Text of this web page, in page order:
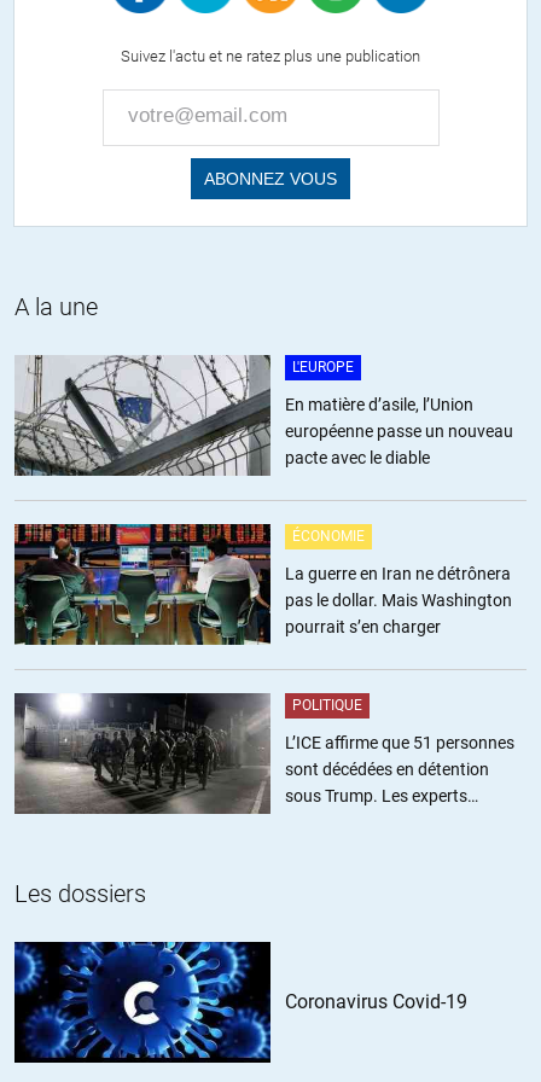
alalaaaa on n’est pas sortis de l’auberge avec ces analyses faites par
sur le toit des hôtels 4* à 500km du front!
PasUneBrebis//11.02.2015 à 09h42
Nos banlieues vues par ce journaliste ressemblent aux no-go-zones
de Foxnews.. sous stéroïdes. Le reste est à l’avenant. Il semble que
les américains aient quelques petits soucis d’objectivité quant ils
observent notre société.
Sur le fond, l’appel à tuer Charb pour ses caricatures, il venait de nos
désespérés, de nos enragés (de nos damnés de la terre, comme
l’auteur les nomme !) ? ou bien d’al Quaïda au Yémen ?
Certes, le désespoir, l’humiliation, la rage touchant une grande partie
de la société française fait partie du problème (et pas uniquement
dans nos banlieues, cf, les résultats de l’élection dans le Doubs), mais
le journaliste passe un peu vite par pertes et profits l’islamisme
Crapaud Rouge
«le journaliste passe un peu vite par pertes et profits l’islamisme
radical.» : effectivement, il « passe un peu vite » sur une cause
évidente et tautologique qui ne mérite pas d’être citée. Mais les
discours, (avec insertion présumée dans un milieu d’islamistes
Suivez l'actu et ne ratez plus une publication
A la une
L'EUROPE
En matière d’asile, l’Union
européenne passe un nouveau
pacte avec le diable
ÉCONOMIE
La guerre en Iran ne détrônera
pas le dollar. Mais Washington
pourrait s’en charger
POLITIQUE
L’ICE affirme que 51 personnes
sont décédées en détention
sous Trump. Les experts
Les dossiers
Coronavirus Covid-19